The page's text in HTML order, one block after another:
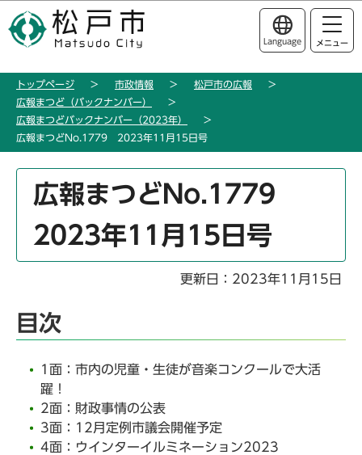
の
ー
頭
このページの本文へ移動
Language メニュー
トップページ 市政情報
松戸市の広報
広報まつど（バックナンバー）
広報まつどバックナンバー（2023年）
広報まつどNo.1779 2023年11月15日号
か
広報まつどNo.1779
2023年11月15日号
更新日：2023年11月15日
目次
1面：市内の児童・生徒が音楽コンクールで大活
躍！
2面：財政事情の公表
3面：12月定例市議会開催予定
4面：ウインターイルミネーション2023